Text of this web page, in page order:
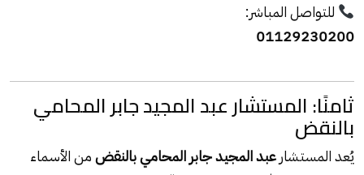
للتواصل المباشر:
01129230200
ثامنًا: المستشار عبد المجيد جابر المحامي
بالنقض
يُعد المستشار عبد المجيد جابر المحامي بالنقضمن الأسماء